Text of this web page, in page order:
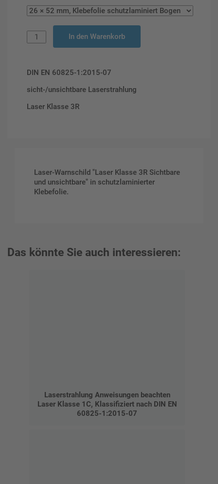
In den Warenkorb
DIN EN 60825-1:2015-07
sicht-/unsichtbare Laserstrahlung
Laser Klasse 3R
Laser-Warnschild "Laser Klasse 3R Sichtbare
und unsichtbare" in schutzlaminierter
Klebefolie.
Das könnte Sie auch interessieren:
Laserstrahlung Anweisungen beachten
Laser Klasse 1C, Klassifiziert nach DIN EN
60825-1:2015-07